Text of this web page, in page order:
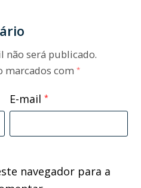
não será publicado.
marcados com*
E-mail*
navegador para a